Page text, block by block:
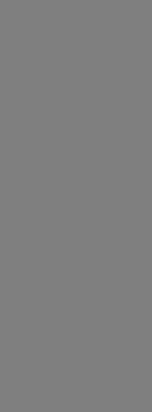
26,95 € último